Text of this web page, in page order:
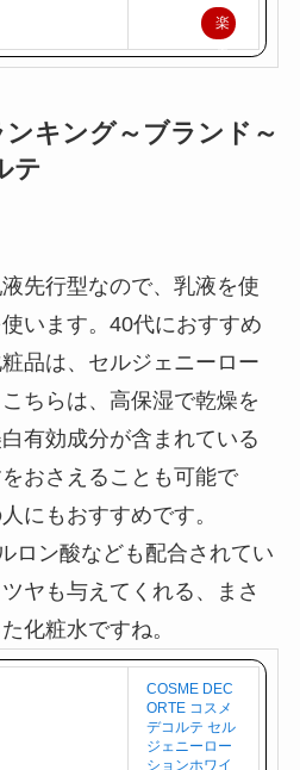
楽
キング～ブランド～
先行型なので、乳液を使
います。40代におすすめ
品は、セルジェニーロー
ちらは、高保湿で乾燥を
有効成分が含まれている
おさえることも可能で
にもおすすめです。
ロン酸なども配合されてい
ヤも与えてくれる、まさ
化粧水ですね。
COSME DEC
ORTE コスメ
デコルテ セル